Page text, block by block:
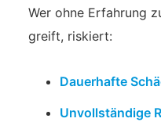
Wer ohne Erfahrung
greift, riskiert:
Dauerhafte
Unvollständige